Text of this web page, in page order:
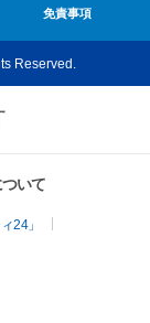
免責事項
Reserved.
いて
24」